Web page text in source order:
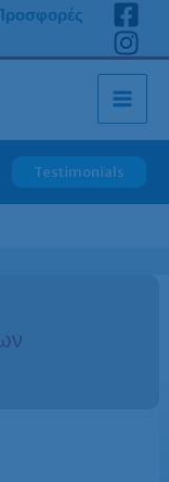
Testimonials